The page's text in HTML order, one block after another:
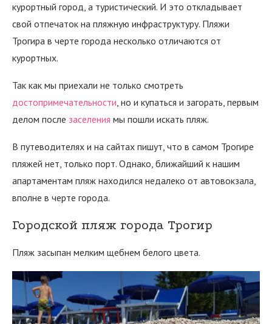
курортный город, а туристический. И это откладывает
свой отпечаток на пляжную инфраструктуру. Пляжи
Трогира в черте города несколько отличаются от
курортных.
Так как мы приехали не только смотреть
достопримечательности, но и купаться и загорать, первым
делом после заселения мы пошли искать пляж.
В путеводителях и на сайтах пишут, что в самом Трогире
пляжей нет, только порт. Однако, ближайший к нашим
апартаментам пляж находился недалеко от автовокзала,
вполне в черте города.
Городской пляж города Трогир
Пляж засыпан мелким щебнем белого цвета.